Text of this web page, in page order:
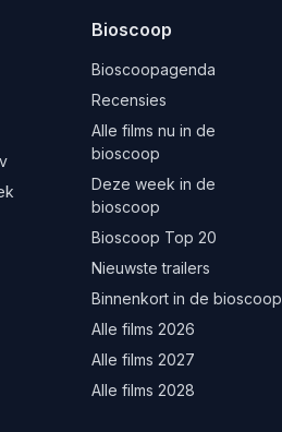
Bioscoop
Bioscoopagenda
Recensies
Alle films nu in de
bioscoop
Deze week in de
bioscoop
Bioscoop Top 20
Nieuwste trailers
Binnenkort in de bioscoop
Alle films 2026
Alle films 2027
Alle films 2028